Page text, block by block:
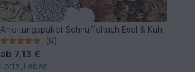
Anleitungspaket Schnuffeltuch Esel & Kuh
(9)
ab 7,13 €
Lotta_Leben